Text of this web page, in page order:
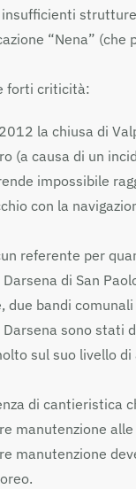
“Nena” (che
forti criticità:
la chiusa di
(a causa di un
impossibile
con la
referente per
di San
due bandi comunali
Darsena sono stati
sul suo livello
di cantieristica
manutenzione alle
manutenzione